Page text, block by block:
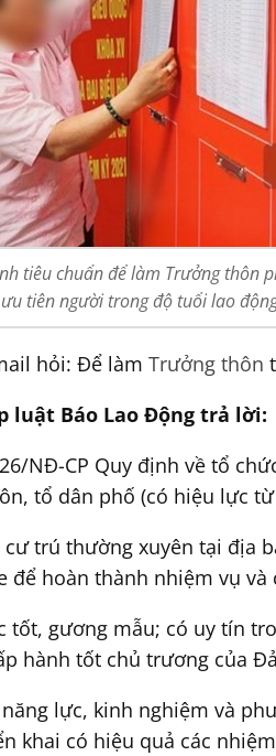
tiêu chuẩn để làm Trưởng thôn
tiên người trong độ tuổi lao
hỏi: Để làm Trưởng thôn
luật Báo Lao Động trả lời:
NĐ-CP Quy định về tổ
tổ dân phố (có hiệu lực
cư trú thường xuyên tại
để hoàn thành nhiệm vụ
tốt, gương mẫu; có uy tín
hành tốt chủ trương của
lực, kinh nghiệm và
khai có hiệu quả các